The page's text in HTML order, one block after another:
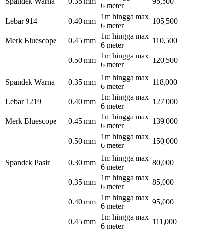
6 meter
Lebar 914 0.40 mm
1m hingga max
6 meter
105,500
Merk Bluescope 0.45 mm
1m hingga max
6 meter
110,500
0.50 mm
1m hingga max
6 meter
120,500
Spandek Warna 0.35 mm
1m hingga max
6 meter
118,000
Lebar 1219 0.40 mm
1m hingga max
6 meter
127,000
Merk Bluescope 0.45 mm
1m hingga max
6 meter
139,000
0.50 mm
1m hingga max
6 meter
150,000
Spandek Pasir 0.30 mm
1m hingga max
6 meter
80,000
0.35 mm
1m hingga max
6 meter
85,000
0.40 mm
1m hingga max
6 meter
95,000
0.45 mm
1m hingga max
6 meter
111,000